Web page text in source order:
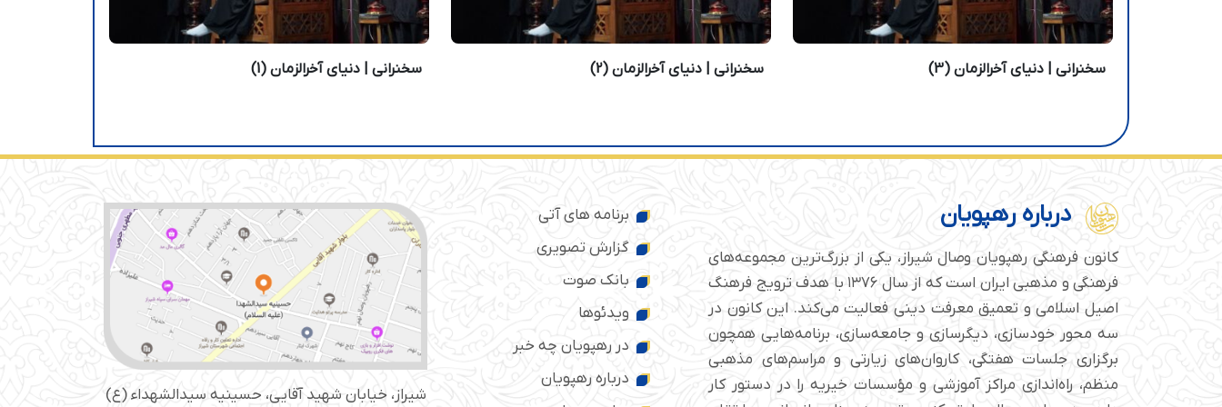
سخنرانی | دنیای آخرالزمان (3) سخنرانی | دنیای آخرالزمان (2) سخنرانی | دنیای آخرالزمان (1)
درباره رهپویان
کانون فرهنگی رهپویان وصال شیراز، یکی از بزرگ‌ترین مجموعه‌های
فرهنگی و مذهبی ایران است که از سال ۱۳۷۶ با هدف ترویج فرهنگ
اصیل اسلامی و تعمیق معرفت دینی فعالیت می‌کند. این کانون در
سه محور خودسازی، دیگرسازی و جامعه‌سازی، برنامه‌هایی همچون
برگزاری جلسات هفتگی، کاروان‌های زیارتی و مراسم‌های مذهبی
منظم، راه‌اندازی مراکز آموزشی و مؤسسات خیریه را در دستور کار
برنامه های آتی
گزارش تصویری
بانک صوت
ویدئوها
در رهپویان چه خبر
درباره رهپویان
شیراز، خیابان شهید آقایی، حسینیه سید‌الشهداء (ع)